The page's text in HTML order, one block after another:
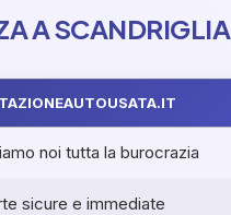
A SCANDRIGLIA
noi tutta la burocrazia
sicure e immediate